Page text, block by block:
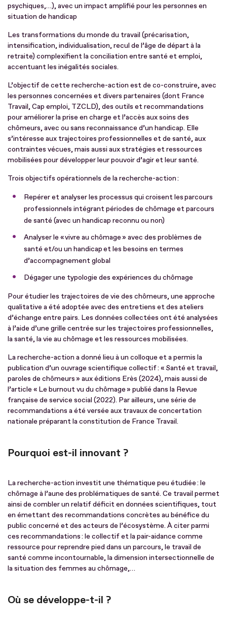
psychiques,…), avec un impact amplifié pour les personnes en
situation de handicap
Les transformations du monde du travail (précarisation,
intensification, individualisation, recul de l’âge de départ à la
retraite) complexifient la conciliation entre santé et emploi,
accentuant les inégalités sociales.
L’objectif de cette recherche-action est de co-construire, avec
les personnes concernées et divers partenaires (dont France
Travail, Cap emploi, TZCLD), des outils et recommandations
pour améliorer la prise en charge et l’accès aux soins des
chômeurs, avec ou sans reconnaissance d’un handicap. Elle
s’intéresse aux trajectoires professionnelles et de santé, aux
contraintes vécues, mais aussi aux stratégies et ressources
mobilisées pour développer leur pouvoir d’agir et leur santé.
Trois objectifs opérationnels de la recherche-action :
Repérer et analyser les processus qui croisent les parcours
professionnels intégrant périodes de chômage et parcours
de santé (avec un handicap reconnu ou non)
Analyser le « vivre au chômage » avec des problèmes de
santé et/ou un handicap et les besoins en termes
d’accompagnement global
Dégager une typologie des expériences du chômage
Pour étudier les trajectoires de vie des chômeurs, une approche
qualitative a été adoptée avec des entretiens et des ateliers
d’échange entre pairs. Les données collectées ont été analysées
à l’aide d’une grille centrée sur les trajectoires professionnelles,
la santé, la vie au chômage et les ressources mobilisées.
La recherche-action a donné lieu à un colloque et a permis la
publication d’un ouvrage scientifique collectif : « Santé et travail,
paroles de chômeurs » aux éditions Erès (2024), mais aussi de
l’article « Le burnout vu du chômage » publié dans la Revue
française de service social (2022). Par ailleurs, une série de
recommandations a été versée aux travaux de concertation
nationale préparant la constitution de France Travail.
Pourquoi est-il innovant ?
La recherche-action investit une thématique peu étudiée : le
chômage à l’aune des problématiques de santé. Ce travail permet
ainsi de combler un relatif déficit en données scientifiques, tout
en émettant des recommandations concrètes au bénéfice du
public concerné et des acteurs de l’écosystème. À citer parmi
ces recommandations : le collectif et la pair-aidance comme
ressource pour reprendre pied dans un parcours, le travail de
santé comme incontournable, la dimension intersectionnelle de
la situation des femmes au chômage,…
Où se développe-t-il ?